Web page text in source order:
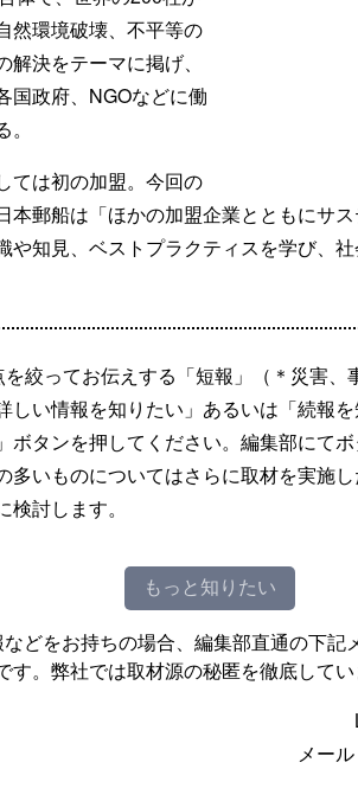
然環境破壊、不平等の
決をテーマに掲げ、
国政府、NGOなどに働
ては初の加盟。今回の
本郵船は「ほかの加盟企業とともにサ
や知見、ベストプラクティスを学び、
絞ってお伝えする「短報」（＊災害、
しい情報を知りたい」あるいは「続報
ボタンを押してください。編集部にて
多いものについてはさらに取材を実施
討します。
もっと知りたい
どをお持ちの場合、編集部直通の下記
す。弊社では取材源の秘匿を徹底してい
メー